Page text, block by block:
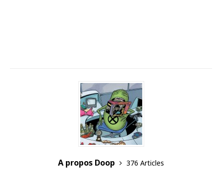
A propos Doop
376 Articles